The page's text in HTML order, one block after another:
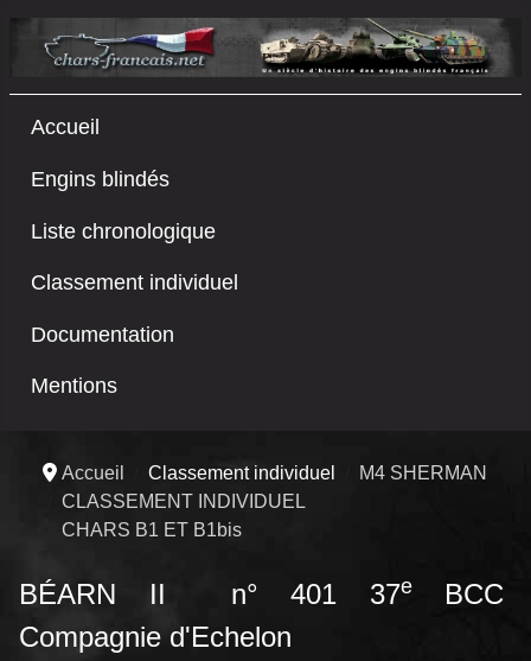
Accueil
Engins blindés
Liste chronologique
Classement individuel
Documentation
Mentions
Accueil Classement individuel
M4 SHERMAN
CLASSEMENT INDIVIDUEL
CHARS B1 ET B1bis
BÉARN II n° 401 37eBCC
Compagnie d'Echelon